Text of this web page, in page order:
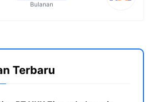
Bulanan
Terbaru